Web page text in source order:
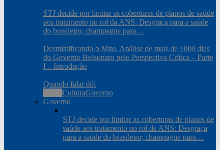
STJ decide por limitar as coberturas de planos de saúde
aos tratamento no rol da ANS: Desgraça para a saúde
do brasileiro; champagne para…
Desmistificando o Mito. Análise de mais de 1000 dias
do Governo Bolsonaro pelo Perspectiva Crítica – Parte
I – Introdução
Quando falar dói
CulturaGoverno
Governo
STJ decide por limitar as coberturas de planos de
saúde aos tratamento no rol da ANS: Desgraça
para a saúde do brasileiro; champagne para…